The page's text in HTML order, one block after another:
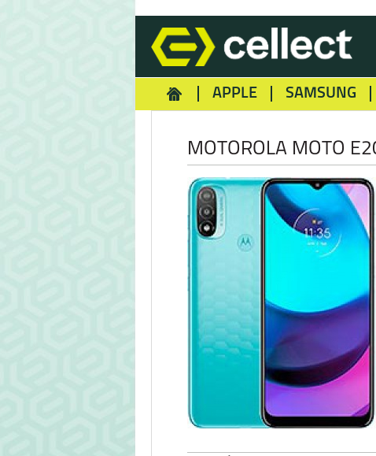
APPLE SAMSUNG
MOTOROLA MOTO